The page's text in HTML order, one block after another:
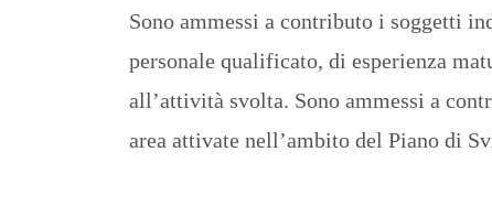
Sono ammessi a contributo i soggetti
personale qualificato, di esperienza
all’attività svolta. Sono ammessi a
area attivate nell’ambito del Piano di